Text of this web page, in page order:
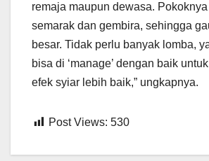
remaja maupun dewasa.
semarak dan gembira, sehingga
besar. Tidak perlu banyak lomba,
bisa di ‘manage’ dengan baik
efek syiar lebih baik,” ungkapnya.
Post Views: 530